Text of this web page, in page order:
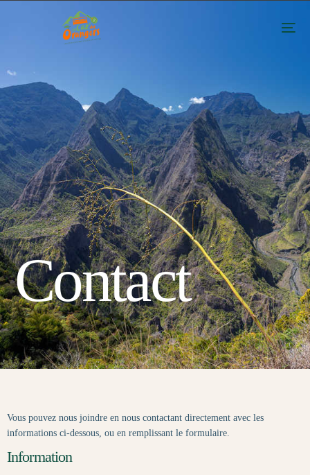
Contact
Vous pouvez nous joindre en nous contactant directement avec les
informations ci-dessous, ou en remplissant le formulaire.
Information